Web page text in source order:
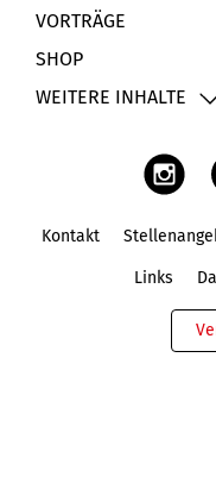
VORTRÄGE
SHOP
WEITERE INHALTE
Kontakt
Links